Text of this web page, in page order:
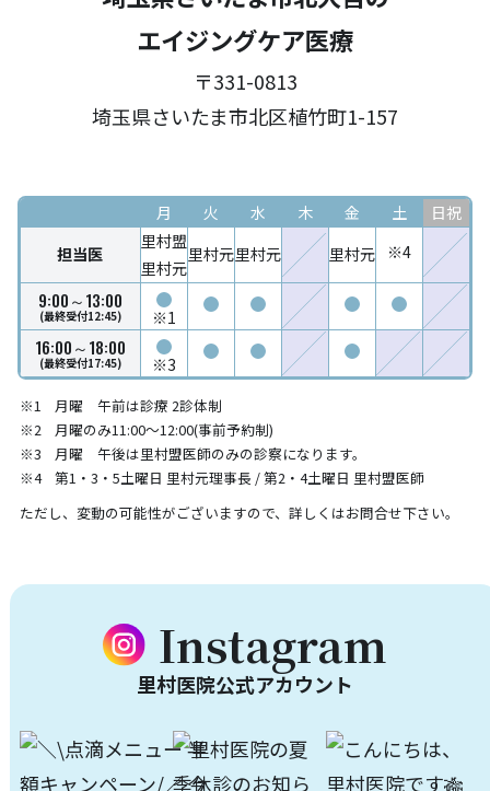
エイジングケア医療
〒331-0813
埼玉県さいたま市北区植竹町1-157
月 火 水 木 金 土
日祝
担当医
里村盟
里村元
里村元里村元 里村元 ※4
9:00～13:00
(最終受付12:45) ※1
16:00～18:00
(最終受付17:45) ※3
月曜 午前は診療 2診体制
月曜のみ11:00～12:00(事前予約制)
月曜 午後は里村盟医師のみの診察になります。
第1・3・5土曜日 里村元理事長 / 第2・4土曜日 里村盟医師
ただし、変動の可能性がございますので、詳しくはお問合せ下さい。
Instagram
里村医院公式アカウント